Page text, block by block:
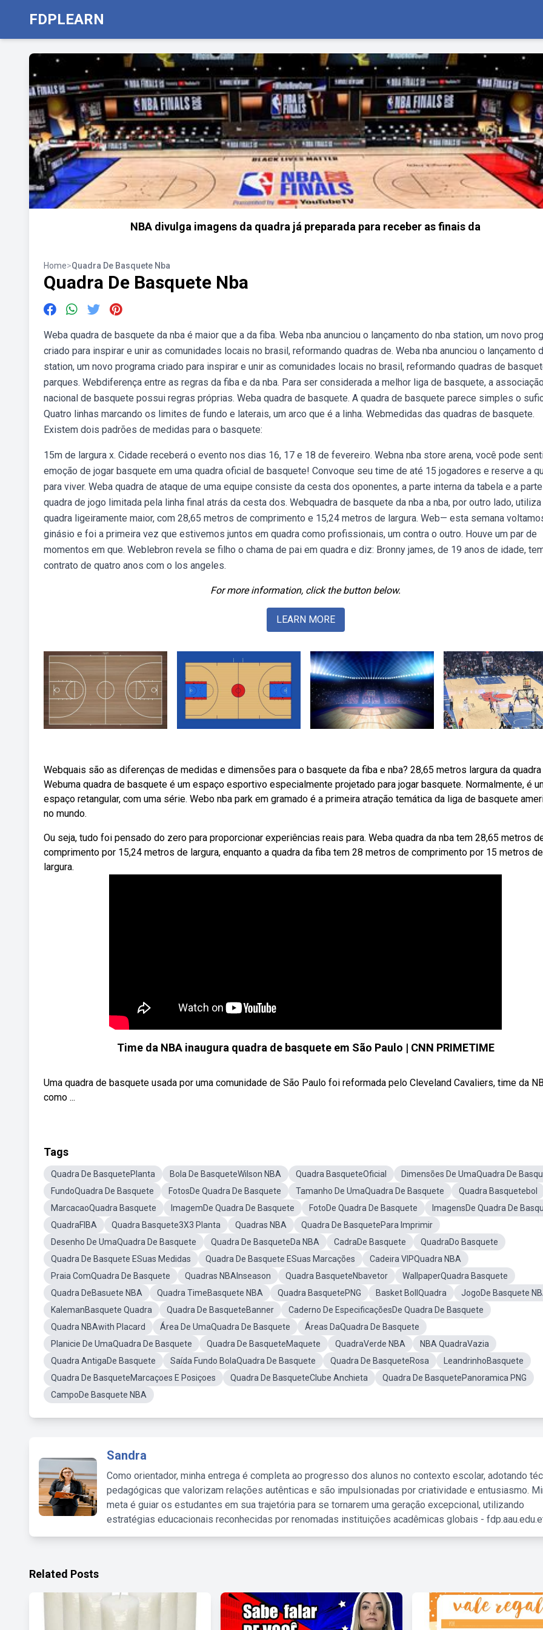
FDPLEARN
NBA divulga imagens da quadra já preparada para receber as finais da
Home>Quadra De Basquete Nba
Quadra De Basquete Nba
Weba quadra de basquete da nba é maior que a da fiba. Weba nba anunciou o lançamento do nba station, um novo
criado para inspirar e unir as comunidades locais no brasil, reformando quadras de. Weba nba anunciou o lançamento
station, um novo programa criado para inspirar e unir as comunidades locais no brasil, reformando quadras de
parques. Webdiferença entre as regras da fiba e da nba. Para ser considerada a melhor liga de basquete, a associação
nacional de basquete possui regras próprias. Weba quadra de basquete. A quadra de basquete parece simples o
Quatro linhas marcando os limites de fundo e laterais, um arco que é a linha. Webmedidas das quadras de basquete.
Existem dois padrões de medidas para o basquete:
15m de largura x. Cidade receberá o evento nos dias 16, 17 e 18 de fevereiro. Webna nba store arena, você pode
emoção de jogar basquete em uma quadra oficial de basquete! Convoque seu time de até 15 jogadores e reserve a
para viver. Weba quadra de ataque de uma equipe consiste da cesta dos oponentes, a parte interna da tabela e a
quadra de jogo limitada pela linha final atrás da cesta dos. Webquadra de basquete da nba a nba, por outro lado, utiliza
quadra ligeiramente maior, com 28,65 metros de comprimento e 15,24 metros de largura. Web— esta semana
ginásio e foi a primeira vez que estivemos juntos em quadra como profissionais, um contra o outro. Houve um par de
momentos em que. Weblebron revela se filho o chama de pai em quadra e diz: Bronny james, de 19 anos de idade,
contrato de quatro anos com o los angeles.
For more information, click the button below.
LEARN MORE
Webquais são as diferenças de medidas e dimensões para o basquete da fiba e nba? 28,65 metros largura da quadra
Webuma quadra de basquete é um espaço esportivo especialmente projetado para jogar basquete. Normalmente, é
espaço retangular, com uma série. Webo nba park em gramado é a primeira atração temática da liga de basquete
no mundo.
Ou seja, tudo foi pensado do zero para proporcionar experiências reais para. Weba quadra da nba tem 28,65 metros
comprimento por 15,24 metros de largura, enquanto a quadra da fiba tem 28 metros de comprimento por 15 metros de
largura.
Time da NBA inaugura quadra de basquete em São Paulo | CNN PRIMETIME
Uma quadra de basquete usada por uma comunidade de São Paulo foi reformada pelo Cleveland Cavaliers, time da
como ...
Tags
Quadra De BasquetePlanta Bola De BasqueteWilson NBA Quadra BasqueteOficial
Dimensões De UmaQuadra De
FundoQuadra De Basquete
FotosDe Quadra De Basquete Tamanho De UmaQuadra De Basquete
Quadra Basquetebol
MarcacaoQuadra Basquete
ImagemDe Quadra De Basquete FotoDe Quadra De Basquete
ImagensDe Quadra De
QuadraFIBA
Quadra Basquete3X3 Planta Quadras NBA
Quadra De BasquetePara Imprimir
Desenho De UmaQuadra De Basquete
Quadra De BasqueteDa NBA CadraDe Basquete
QuadraDo Basquete
Quadra De Basquete ESuas Medidas
Quadra De Basquete ESuas Marcações
Cadeira VIPQuadra NBA
Praia ComQuadra De Basquete
Quadras NBAInseason Quadra BasqueteNbavetor
WallpaperQuadra Basquete
Quadra DeBasuete NBA
Quadra TimeBasquete NBA Quadra BasquetePNG Basket BollQuadra
JogoDe Basquete
KalemanBasquete Quadra
Quadra De BasqueteBanner
Caderno De EspecificaçõesDe Quadra De Basquete
Quadra NBAwith Placard
Área De UmaQuadra De Basquete
Áreas DaQuadra De Basquete
Planicie De UmaQuadra De Basquete
Quadra De BasqueteMaquete QuadraVerde NBA
NBA QuadraVazia
Quadra AntigaDe Basquete
Saída Fundo BolaQuadra De Basquete Quadra De BasqueteRosa
LeandrinhoBasquete
Quadra De BasqueteMarcaçoes E Posiçoes
Quadra De BasqueteClube Anchieta
Quadra De BasquetePanoramica PNG
CampoDe Basquete NBA
Sandra
Como orientador, minha entrega é completa ao progresso dos alunos no contexto escolar, adotando
pedagógicas que valorizam relações autênticas e são impulsionadas por criatividade e entusiasmo.
meta é guiar os estudantes em sua trajetória para se tornarem uma geração excepcional, utilizando
estratégias educacionais reconhecidas por renomadas instituições acadêmicas globais -
Related Posts